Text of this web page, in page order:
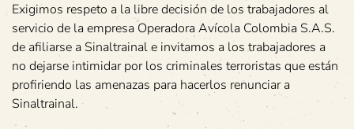
Exigimos respeto a la libre decisión de los trabajadores al
servicio de la empresa Operadora Avícola Colombia S.A.S.
de afiliarse a Sinaltrainal e invitamos a los trabajadores a
no dejarse intimidar por los criminales terroristas que están
profiriendo las amenazas para hacerlos renunciar a
Sinaltrainal.